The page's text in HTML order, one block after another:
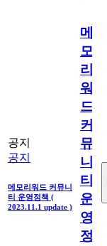
공지
공지
메모리워드 커뮤니
티 운영정책 (
2023.11.1 update )
메
모
리
워
드
커
뮤
니
티
운
영
정